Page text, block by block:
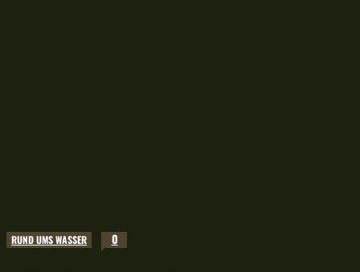
RUND UMS WASSER 0